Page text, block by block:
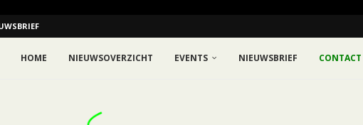
HOME NIEUWSOVERZICHT EVENTS NIEUWSBRIEF CONTACT